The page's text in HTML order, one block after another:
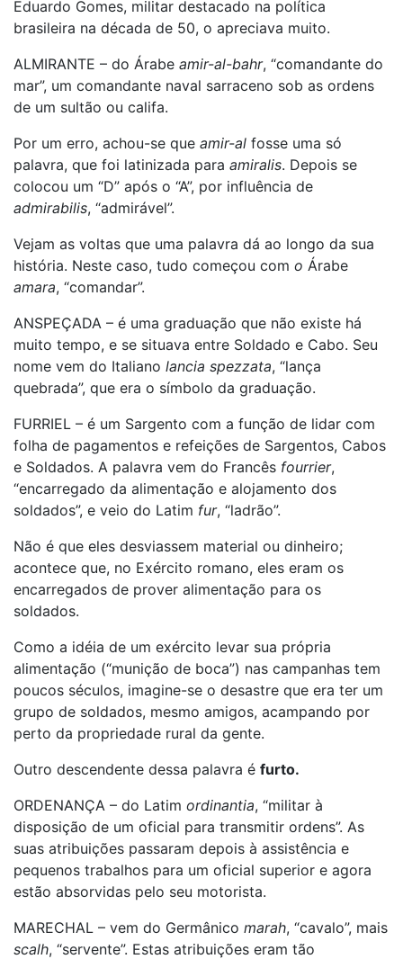
Eduardo Gomes, militar destacado na política
brasileira na década de 50, o apreciava muito.
ALMIRANTE – do Árabe amir-al-bahr, “comandante do
mar”, um comandante naval sarraceno sob as ordens
de um sultão ou califa.
Por um erro, achou-se que amir-al fosse uma só
palavra, que foi latinizada para amiralis. Depois se
colocou um “D” após o “A”, por influência de
admirabilis, “admirável”.
Vejam as voltas que uma palavra dá ao longo da sua
história. Neste caso, tudo começou com o Árabe
amara, “comandar”.
ANSPEÇADA – é uma graduação que não existe há
muito tempo, e se situava entre Soldado e Cabo. Seu
nome vem do Italiano lancia spezzata, “lança
quebrada”, que era o símbolo da graduação.
FURRIEL – é um Sargento com a função de lidar com
folha de pagamentos e refeições de Sargentos, Cabos
e Soldados. A palavra vem do Francês fourrier,
“encarregado da alimentação e alojamento dos
soldados”, e veio do Latim fur, “ladrão”.
Não é que eles desviassem material ou dinheiro;
acontece que, no Exército romano, eles eram os
encarregados de prover alimentação para os
soldados.
Como a idéia de um exército levar sua própria
alimentação (“munição de boca”) nas campanhas tem
poucos séculos, imagine-se o desastre que era ter um
grupo de soldados, mesmo amigos, acampando por
perto da propriedade rural da gente.
Outro descendente dessa palavra é furto.
ORDENANÇA – do Latim ordinantia, “militar à
disposição de um oficial para transmitir ordens”. As
suas atribuições passaram depois à assistência e
pequenos trabalhos para um oficial superior e agora
estão absorvidas pelo seu motorista.
MARECHAL – vem do Germânico marah, “cavalo”, mais
scalh, “servente”. Estas atribuições eram tão